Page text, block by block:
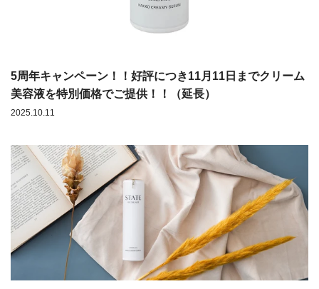
5周年キャンペーン！！好評につき11月11日までクリーム
美容液を特別価格でご提供！！（延長）
2025.10.11